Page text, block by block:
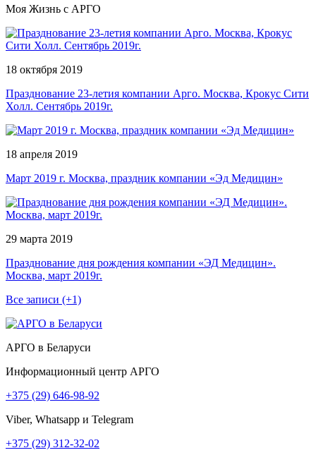
Моя Жизнь с АРГО
18 октября 2019
Празднование 23-летия компании Арго. Москва, Крокус Сити
Холл. Сентябрь 2019г.
18 апреля 2019
Март 2019 г. Москва, праздник компании «Эд Медицин»
29 марта 2019
Празднование дня рождения компании «ЭД Медицин».
Москва, март 2019г.
Все записи (+1)
АРГО в Беларуси
Информационный центр АРГО
+375 (29) 646-98-92
Viber, Whatsapp и Telegram
+375 (29) 312-32-02